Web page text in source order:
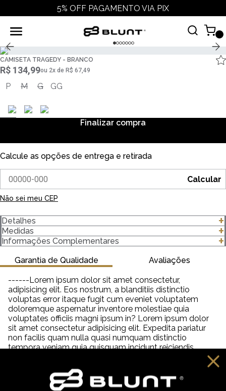
5% OFF PAGAMENTO VIA PIX
CAMISETA TRAGEDY - BRANCO
R$ 134,99ou 2x de R$ 67,49
P M G GG
Finalizar compra
Calcule as opções de entrega e retirada
Calcular
Não sei meu CEP
Detalhes
- Modelagem Regular
- 100% algodão
- Estampa com textura em camurça, frente e costas.
- Gola canelada 2,5 Centímetros (cm) 2x1 com Elastano
- Gramatura 182 g/m²
Importante saber:
-As cores podem ter algumas variações de acordo com o
monitor ou dispositivo que está utilizando.
-Em produtos de algodão pode haver encolhimento de 2,5 a
3%.
Medidas
clique para abrir as medidas
Informações Complementares
Garantia de Qualidade
------Lorem ipsum dolor sit amet consectetur,
adipisicing elit. Eos nostrum, a blanditiis distinctio
voluptas error itaque fugit cum eveniet voluptatem
doloremque aspernatur inventore molestiae quia
voluptates officiis magni ipsum in? Lorem ipsum dolor
sit amet consectetur adipisicing elit. Expedita pariatur
non facilis quam nulla quasi numquam distinctio
tempora veniam quia quisquam incidunt reiciendis,
saepe neque unde labore illum dolor provident. Lorem
ipsum dolor sit amet consectetur adipisicing elit. Aut
distinctio adipisci hic molestiae, amet quibusdam
cupiditate inventore fugit eveniet aliquam similique
Avaliações